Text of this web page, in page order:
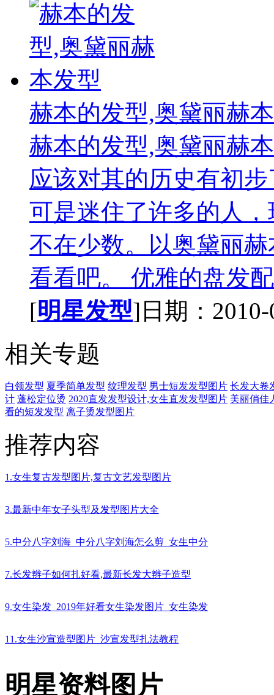
赫本的发型,奥黛丽赫
赫本的发型,奥黛丽赫
应该对其的历史有初
可是迷住了许多的人
不在少数。以奥黛丽
看看吧。 优雅的盘发
[明星发型]日期：2010-
相关专题
白领发型 夏季简单发型 纹理发型 男士短发发型图片 长发大卷
计 蓬松定位烫 2020直发发型设计,女生直发发型图片 美丽俏佳
看的短发发型 离子烫发型图片
推荐内容
1.女生复古发型图片,复古文艺发型图片
3.最新中年女子头型及发型图片大全
5.中分八字刘海_中分八字刘海怎么剪_女生中分
7.长发辫子如何扎好看,最新长发大辫子造型
9.女生染发_2019年好看女生染发图片_女生染发
11.女生沙宣造型图片_沙宣发型扎法教程
明星资料图片